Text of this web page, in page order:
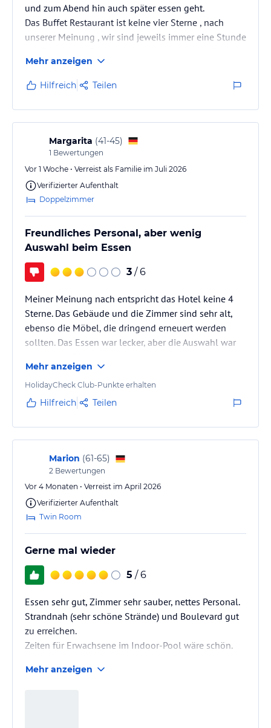
und zum Abend hin auch später essen geht.
Das Buffet Restaurant ist keine vier Sterne , nach
unserer Meinung , wir sind jeweils immer eine Stunde
waren schon leer und wurden nicht mehr aufgefüllt.
Sie All-in Snack Bar war lediglich mit einer Sorte
Sandwich aufgefüllt , möchte man dies nicht , gab es
keine Alternative.
Getränke wurden in alten Plastikbechern
ausgeschenkt, die schon komisch rochen, wir haben…
Mehr anzeigen
Hilfreich Teilen
Margarita (41-45)
1 Bewertungen
Vor 1 Woche • Verreist als Familie im Juli 2026
Verifizierter Aufenthalt
Doppelzimmer
Freundliches Personal, aber wenig
Auswahl beim Essen
3 / 6
Meiner Meinung nach entspricht das Hotel keine 4
Sterne. Das Gebäude und die Zimmer sind sehr alt,
ebenso die Möbel, die dringend erneuert werden
sollten. Das Essen war lecker, aber die Auswahl war
das Angebot war sehr begrenzt.
Besonders hervorheben möchte ich jedoch das
Personal: Alle Mitarbeiter waren sehr freundlich,
Mehr anzeigen
HolidayCheck Club-Punkte erhalten
Hilfreich Teilen
Marion (61-65)
2 Bewertungen
Vor 4 Monaten • Verreist im April 2026
Verifizierter Aufenthalt
Twin Room
Gerne mal wieder
5 / 6
Essen sehr gut, Zimmer sehr sauber, nettes Personal.
Strandnah (sehr schöne Strände) und Boulevard gut
zu erreichen.
Zeiten für Erwachsene im Indoor-Pool wäre schön.
Mehr anzeigen